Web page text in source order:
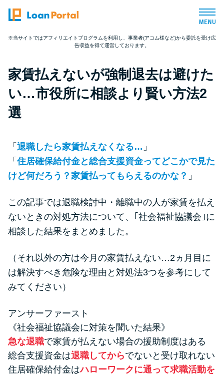
トップページ
おすすめコンテンツ
バレずに借りたい方向け
審査が不安な方向け
便利なコンテンツ
カードローン診断
特集ページ
リボ払いをそのまま払いきると
損！
※当サイトではアフィリエイトプログラムを利用し、事業者(アコム様など)から委託を受け広
告収益を得て運営しております。
家賃払えないが強制退去は避けた
い…市役所に相談より賢い方法2
選
「 退職したら家賃払えなくなる… 」
「住居確保給付金と総合支援資金ってどこかで見た
けど何だろう？家賃払ってもらえるのかな？ 」
この記事では退職検討中・離職中の人が家賃を払え
ないときの対処方法について、｢社会福祉協議会｣に
相談した結果をまとめました。
（それ以外の方は今月の家賃払えない…2ヵ月目に
は解決すべき危険な理由と対処法3つを参考にして
みてください）
アンサーファースト
《社会福祉協議会に対策を聞いた結果》
急な退職で家賃が払えない場合の援助制度はある
総合支援資金は退職してからでないと受け取れない
住居確保給付金はハローワークに通って求職活動を